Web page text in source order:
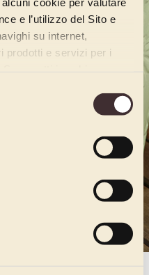
e l’utilizzo del Sito e
su internet,
prodotti e servizi per i